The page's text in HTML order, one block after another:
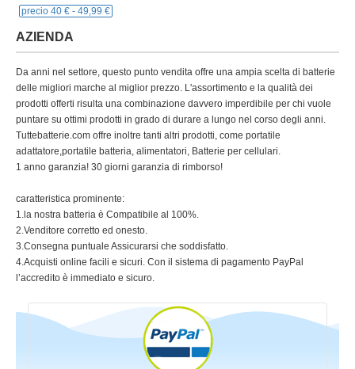
precio 40 € - 49,99 €
AZIENDA
Da anni nel settore, questo punto vendita offre una ampia scelta di batterie
delle migliori marche al miglior prezzo. L'assortimento e la qualità dei
prodotti offerti risulta una combinazione davvero imperdibile per chi vuole
puntare su ottimi prodotti in grado di durare a lungo nel corso degli anni.
Tuttebatterie.com offre inoltre tanti altri prodotti, come portatile
adattatore,portatile batteria, alimentatori, Batterie per cellulari.
1 anno garanzia! 30 giorni garanzia di rimborso!
caratteristica prominente:
1.la nostra batteria è Compatibile al 100%.
2.Venditore corretto ed onesto.
3.Consegna puntuale Assicurarsi che soddisfatto.
4.Acquisti online facili e sicuri. Con il sistema di pagamento PayPal
l’accredito è immediato e sicuro.